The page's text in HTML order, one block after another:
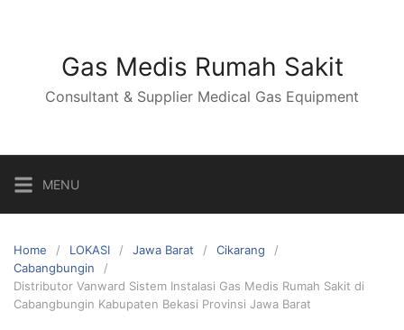
Gas Medis Rumah Sakit
Consultant & Supplier Medical Gas Equipment
MENU
Home LOKASI Jawa Barat
Cikarang
Cabangbungin
Distributor Vanward Sistem Instalasi Gas Medis Rumah Sakit di
Cabangbungin Kabupaten Bekasi Provinsi Jawa Barat